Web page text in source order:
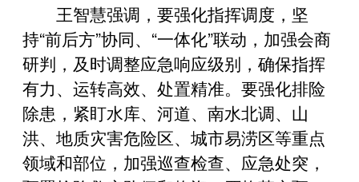
王智慧强调，要强化指挥调度，坚
持“前后方”协同、“一体化”联动，加强会商
研判，及时调整应急响应级别，确保指挥
有力、运转高效、处置精准。要强化排险
除患，紧盯水库、河道、南水北调、山
洪、地质灾害危险区、城市易涝区等重点
领域和部位，加强巡查检查、应急处突，